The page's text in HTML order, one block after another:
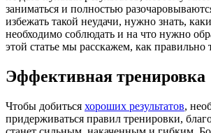
заниматься и полностью
избежать такой неудачи, нужно знать,
необходимо соблюдать и на что нужно
этой статье мы расскажем, как правильно
Эффективная тренировка
Чтобы добиться хороших результатов,
придерживаться правил тренировки,